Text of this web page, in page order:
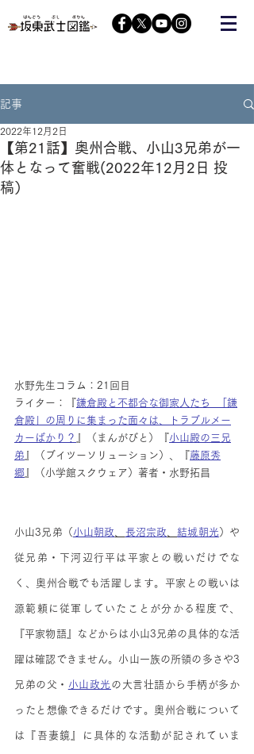
記事
【第21話】奥州合戦、小山3兄弟が一
体となって奮戦(2022年12月2日 投
稿）
2022年12月2日
水野先生コラム：21回目
ライター：『鎌倉殿と不都合な御家人たち  「鎌
倉殿」の周りに集まった面々は、トラブルメー
カーばかり？ 』（まんがびと）『小山殿の三兄
弟 』（ブイツーソリューション）、『藤原秀
郷 』（小学館スクウェア）著者・水野拓昌
小山3兄弟（ 小山朝政 長沼宗政 、結城朝光 ）や
従兄弟・下河辺行平は平家との戦いだけでな
く、奥州合戦でも活躍します。平家との戦いは
源範頼に従軍していたことが分かる程度で、
『平家物語』などからは小山3兄弟の具体的な活
躍は確認できません。小山一族の所領の多さや3
兄弟の父・ 小山政光 の大言壮語から手柄が多か
ったと想像できるだけです。奥州合戦について
は『吾妻鏡』に具体的な活動が記されていま